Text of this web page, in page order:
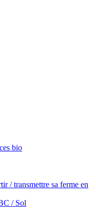
bio
/ transmettre sa ferme en
/ Sol